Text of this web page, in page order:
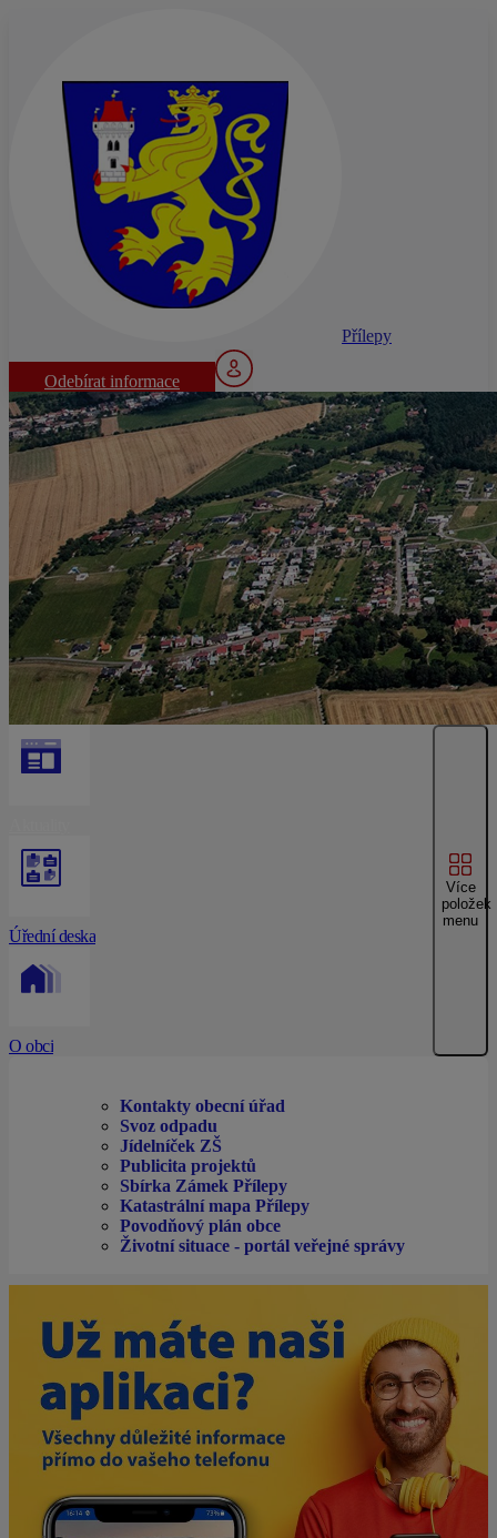
Přílepy
Odebírat informace
Úřední deska
O obci
Více
položek
menu
Kontakty obecní úřad
Svoz odpadu
Jídelníček ZŠ
Publicita projektů
Sbírka Zámek Přílepy
Katastrální mapa Přílepy
Povodňový plán obce
Životní situace - portál veřejné správy